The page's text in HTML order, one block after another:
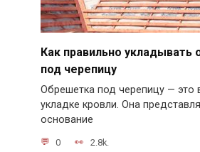
Как правильно укладывать
под черепицу
Обрешетка под черепицу — это
укладке кровли. Она
основание
0 2.8k.